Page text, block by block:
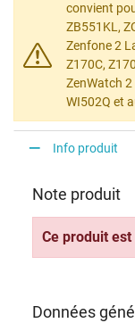
convient
ZB551KL,
Zenfone 2
Z170C,
ZenWatch 2
WI502Q et
Info produit
Note produit
Ce produit
Données